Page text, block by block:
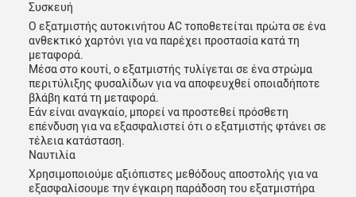
Συσκευή
Ο εξατμιστής αυτοκινήτου AC τοποθετείται πρώτα σε ένα
ανθεκτικό χαρτόνι για να παρέχει προστασία κατά τη
μεταφορά.
Μέσα στο κουτί, ο εξατμιστής τυλίγεται σε ένα στρώμα
περιτύλιξης φυσαλίδων για να αποφευχθεί οποιαδήποτε
βλάβη κατά τη μεταφορά.
Εάν είναι αναγκαίο, μπορεί να προστεθεί πρόσθετη
επένδυση για να εξασφαλιστεί ότι ο εξατμιστής φτάνει σε
τέλεια κατάσταση.
Ναυτιλία
Χρησιμοποιούμε αξιόπιστες μεθόδους αποστολής για να
εξασφαλίσουμε την έγκαιρη παράδοση του εξατμιστήρα